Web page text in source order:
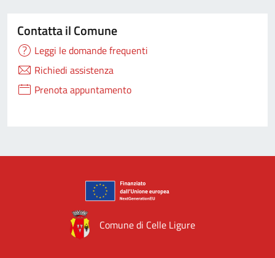
Contatta il Comune
Leggi le domande frequenti
Richiedi assistenza
Prenota appuntamento
Comune di Celle Ligure